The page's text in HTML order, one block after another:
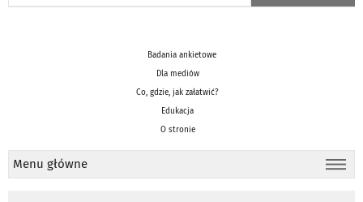
Badania ankietowe
Dla mediów
Co, gdzie, jak załatwić?
Edukacja
O stronie
Menu główne